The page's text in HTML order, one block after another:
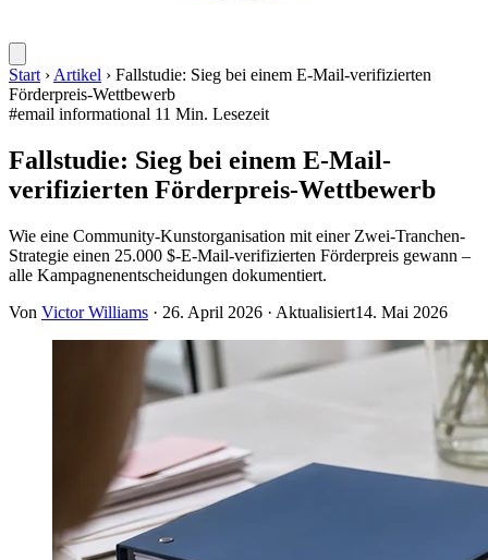
Start › Artikel › Fallstudie: Sieg bei einem E-Mail-verifizierten
Förderpreis-Wettbewerb
#email informational 11 Min. Lesezeit
Fallstudie: Sieg bei einem E-Mail-
verifizierten Förderpreis-Wettbewerb
Wie eine Community-Kunstorganisation mit einer Zwei-Tranchen-
Strategie einen 25.000 $-E-Mail-verifizierten Förderpreis gewann –
alle Kampagnenentscheidungen dokumentiert.
Von Victor Williams · 26. April 2026 · Aktualisiert14. Mai 2026